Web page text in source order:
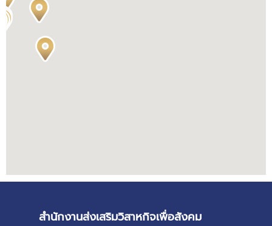
สำนักงานส่งเสริมวิสาหกิจเพื่อสังคม